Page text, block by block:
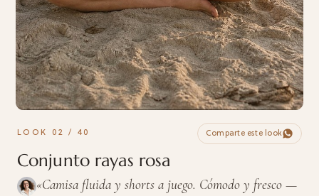
LOOK 02 / 40 Comparte este look
Conjunto rayas rosa
«Camisa fluida y shorts a juego. Cómodo y fresco —